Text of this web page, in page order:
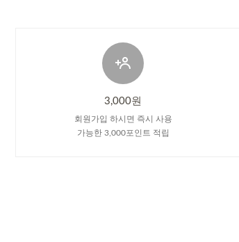
3,000원
회원가입 하시면 즉시 사용
가능한 3,000포인트 적립